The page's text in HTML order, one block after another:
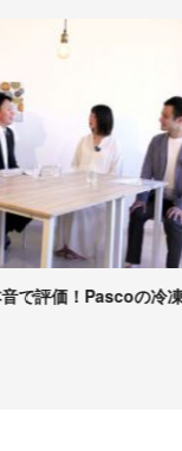
の冷凍パン
【